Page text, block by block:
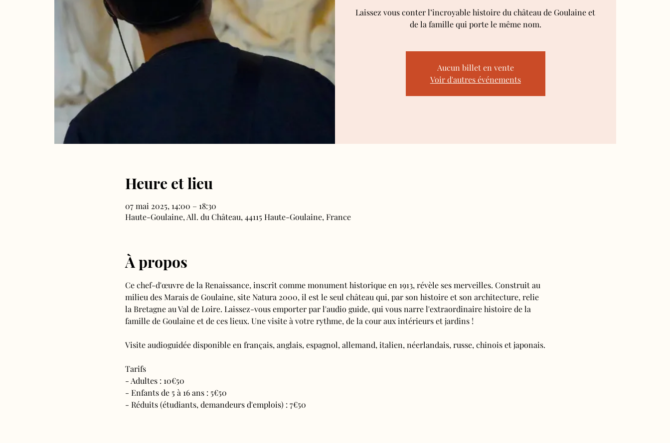
Laissez vous conter l’incroyable histoire du château de Goulaine et
de la famille qui porte le même nom.
Aucun billet en vente
Voir d'autres événements
Heure et lieu
07 mai 2025, 14:00 – 18:30
Haute-Goulaine, All. du Château, 44115 Haute-Goulaine, France
À propos
Ce chef-d'œuvre de la Renaissance, inscrit comme monument historique en 1913, révèle ses merveilles. Construit au
milieu des Marais de Goulaine, site Natura 2000, il est le seul château qui, par son histoire et son architecture, relie
la Bretagne au Val de Loire. Laissez-vous emporter par l'audio guide, qui vous narre l'extraordinaire histoire de la
famille de Goulaine et de ces lieux. Une visite à votre rythme, de la cour aux intérieurs et jardins !
Visite audioguidée disponible en français, anglais, espagnol, allemand, italien, néerlandais, russe, chinois et japonais.
Tarifs
- Adultes : 10€50
- Enfants de 5 à 16 ans : 5€50
- Réduits (étudiants, demandeurs d'emplois) : 7€50